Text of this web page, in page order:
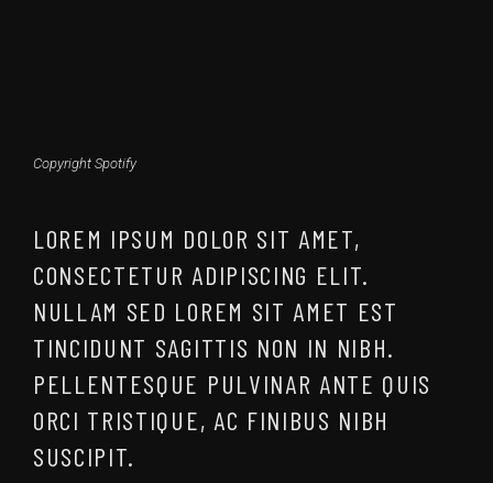
Copyright Spotify
LOREM IPSUM DOLOR SIT AMET,
CONSECTETUR ADIPISCING ELIT.
NULLAM SED LOREM SIT AMET EST
TINCIDUNT SAGITTIS NON IN NIBH.
PELLENTESQUE PULVINAR ANTE QUIS
ORCI TRISTIQUE, AC FINIBUS NIBH
SUSCIPIT.